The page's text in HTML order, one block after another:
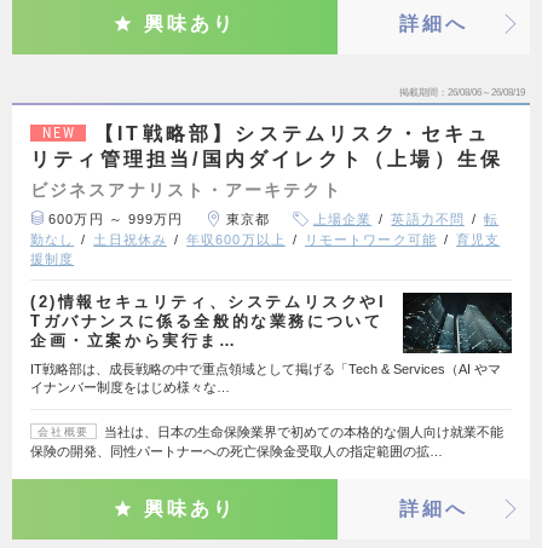
興味あり 詳細へ
掲載期間 26/08/06～26/08/19
NEW
【IT戦略部】システムリスク・セキュ
リティ管理担当/国内ダイレクト（上場）生保
ビジネスアナリスト・アーキテクト
600万円 ～ 999万円 東京都 上場企業 英語力不問
転
勤なし
土日祝休み 年収600万以上 リモートワーク可能
育児支
援制度
(2)情報セキュリティ、システムリスクやI
Tガバナンスに係る全般的な業務について
企画・立案から実行ま…
IT戦略部は、成長戦略の中で重点領域として掲げる「Tech & Services（AI やマ
イナンバー制度をはじめ様々な…
会社概要
当社は、日本の生命保険業界で初めての本格的な個人向け就業不能
保険の開発、同性パートナーへの死亡保険金受取人の指定範囲の拡…
興味あり 詳細へ